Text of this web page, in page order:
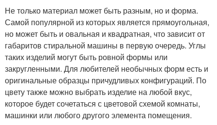
Не только материал может быть разным, но и форма.
Самой популярной из которых является прямоугольная,
но может быть и овальная и квадратная, что зависит от
габаритов стиральной машины в первую очередь. Углы
таких изделий могут быть ровной формы или
закругленными. Для любителей необычных форм есть и
оригинальные образцы причудливых конфигураций. По
цвету также можно выбрать изделие на любой вкус,
которое будет сочетаться с цветовой схемой комнаты,
машинки или любого другого элемента помещения.